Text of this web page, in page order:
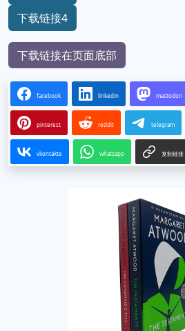
下载链接4
下载链接在页面底部
facebook linkedin mastodon
pinterest reddit telegram
vkontakte whatsapp 复制链接